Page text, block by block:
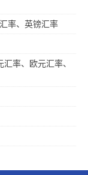
率、英镑汇率
率、欧元汇率、